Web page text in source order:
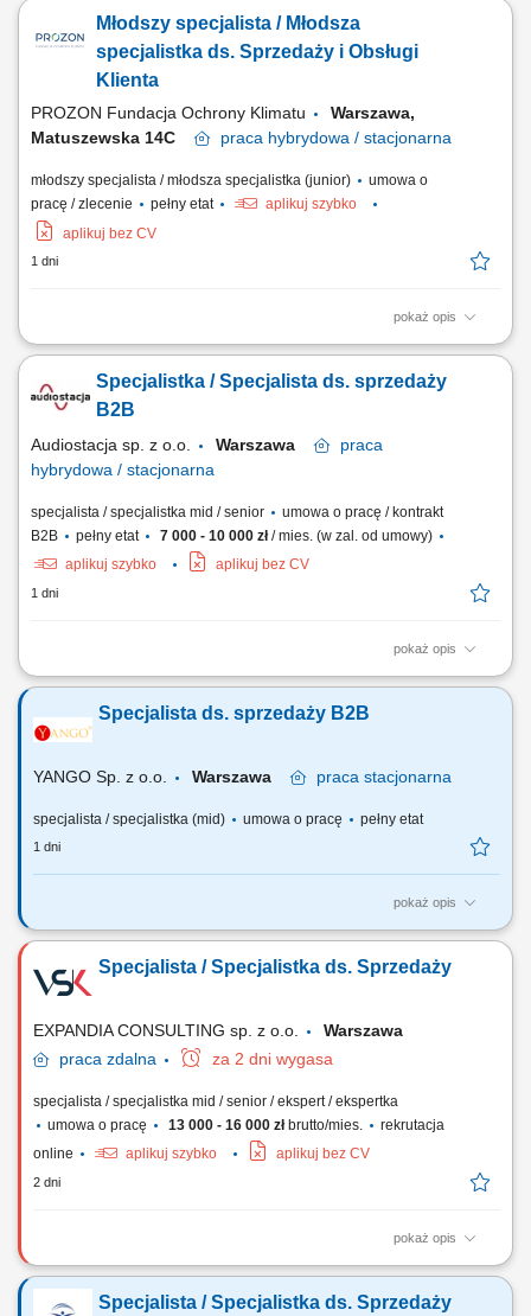
i odpowiednie wsparcie. szybkie nawiązywanie kontaktu z klientami
przekazanymi do obsługi, diagnozowanie potrzeb i ocena gotowości
klienta do...
Młodszy specjalista / Młodsza
specjalistka ds. Sprzedaży i Obsługi
Klienta
PROZON Fundacja Ochrony Klimatu
Warszawa,
Matuszewska 14C
praca hybrydowa / stacjonarna
młodszy specjalista / młodsza specjalistka (junior)
umowa o
pracę / zlecenie
pełny etat
aplikuj szybko
aplikuj bez CV
1 dni
pokaż opis
Opis stanowiska Nawiązywanie współpracy z nowymi klientami oraz
regularnego kontaktu z obecnymi kontrahentami i zapewnianie
wysokiego standardu obsługi. Przygotowywanie ofert handlowych
Specjalistka / Specjalista ds. sprzedaży
B2B
Audiostacja sp. z o.o. Warszawa
praca
hybrydowa / stacjonarna
specjalista / specjalistka mid / senior
umowa o pracę / kontrakt
B2B
pełny etat 7 000 - 10 000 zł/ mies. (w zal. od umowy)
aplikuj szybko
aplikuj bez CV
1 dni
pokaż opis
Zakres obowiązków: Obsługa i rozwój relacji z klientami biznesowymi
handlowe) Aktywna współpraca z partnerami w całej Polsce; Realizacja
planów sprzedażowych; Spotkania i wizyty u klientów; Przygotowywanie
Specjalista ds. sprzedaży B2B
YANGO Sp. z o.o. Warszawa praca stacjonarna
specjalista / specjalistka (mid) umowa o pracę pełny etat
1 dni
pokaż opis
Zakres obowiązków: Aktywna sprzedaż telefoniczna (wychodząca) do
monitorowanie wyników sprzedaży, analizowanie odchyleń od
przypisanych celów sprzedażowych; Budowanie i utrzymywanie relacji
Specjalista / Specjalistka ds. Sprzedaży
EXPANDIA CONSULTING sp. z o.o.
Warszawa
praca zdalna za 2 dni wygasa
specjalista / specjalistka mid / senior / ekspert / ekspertka
umowa o pracę
13 000 - 16 000 złbrutto/mies.
rekrutacja
online
aplikuj szybko aplikuj bez CV
2 dni
pokaż opis
Zadania Rozwój sprzedaży na rynku polskim i europejskim oraz
realizacja planów handlowych; Pozyskiwanie nowych klientów, obsługa
sieci handlowych oraz partnerów B2B; Prowadzenie negocjacji,
Specjalista / Specjalistka ds. Sprzedaży